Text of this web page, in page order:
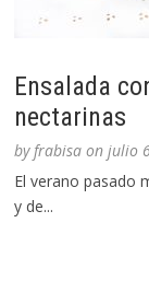
Ensalada
nectarinas
byfrabisa onjulio
El verano pasado
y de...